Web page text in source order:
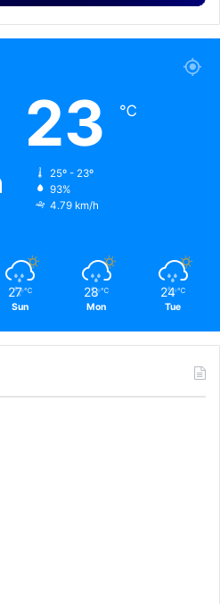
23 ℃
25º - 23º
93%
4.79 km/h
27 ℃
Sun
28 ℃
Mon
24 ℃
Tue